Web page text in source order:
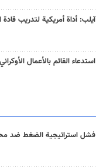
آيلب: أداة أمريكية لتدريب قادة
استدعاء القائم بالأعمال
فشل استراتيجية الضغط ضد